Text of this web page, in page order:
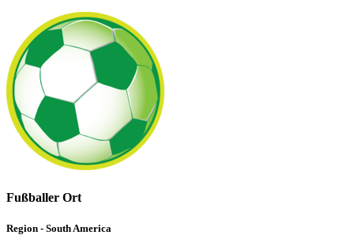
Fußballer Ort
Region - South America